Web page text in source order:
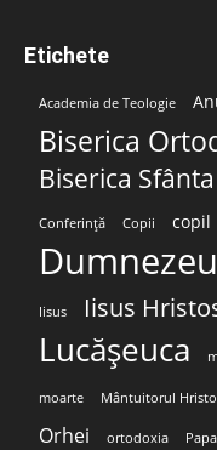
Etichete
Academia de Teologie
Biserica
Biserica
Conferință Copii copil
Dumnezeu
Iisus Iisus
Lucășeuca
moarte Mântuitorul
Orhei ortodoxia